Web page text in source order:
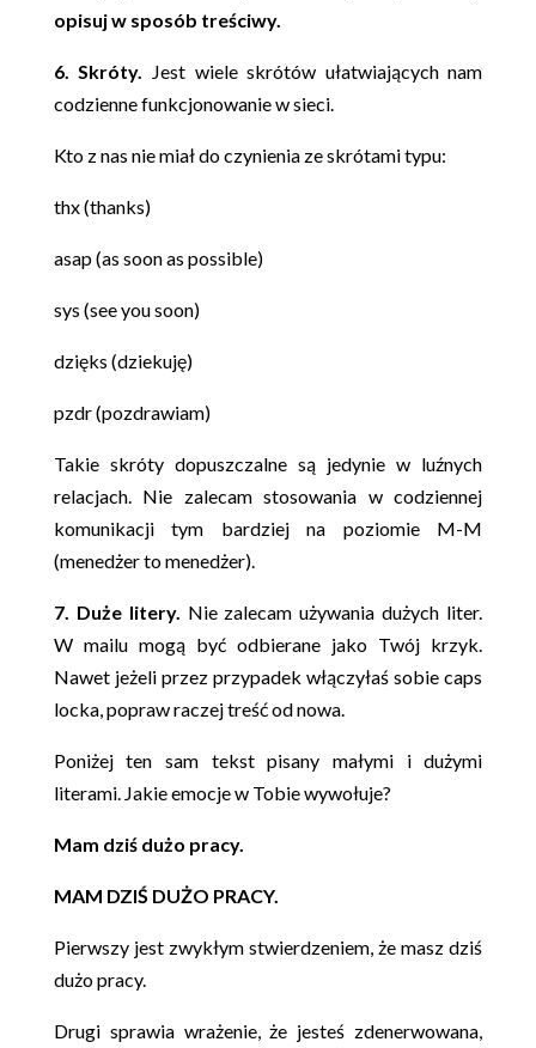
opisuj w sposób treściwy.
6. Skróty. Jest wiele skrótów ułatwiających nam
codzienne funkcjonowanie w sieci.
Kto z nas nie miał do czynienia ze skrótami typu:
thx (thanks)
asap (as soon as possible)
sys (see you soon)
dzięks (dziekuję)
pzdr (pozdrawiam)
Takie skróty dopuszczalne są jedynie w luźnych
relacjach. Nie zalecam stosowania w codziennej
komunikacji tym bardziej na poziomie M-M
(menedżer to menedżer).
7. Duże litery. Nie zalecam używania dużych liter.
W mailu mogą być odbierane jako Twój krzyk.
Nawet jeżeli przez przypadek włączyłaś sobie caps
locka, popraw raczej treść od nowa.
Poniżej ten sam tekst pisany małymi i dużymi
literami. Jakie emocje w Tobie wywołuje?
Mam dziś dużo pracy.
MAM DZIŚ DUŻO PRACY.
Pierwszy jest zwykłym stwierdzeniem, że masz dziś
dużo pracy.
Drugi sprawia wrażenie, że jesteś zdenerwowana,